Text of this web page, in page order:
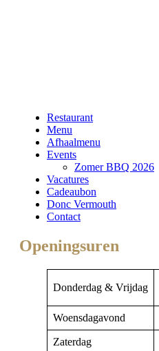
Restaurant
Menu
Afhaalmenu
Events
Zomer BBQ 2026
Vacatures
Cadeaubon
Donc Vermouth
Contact
Openingsuren
Donderdag & Vrijdag
Woensdagavond
Zaterdag